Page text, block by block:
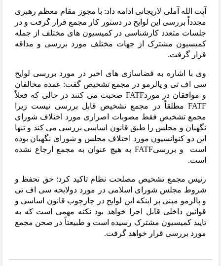
آیت الله آملی لاریجانی ادامه داد: با مجوز مقام معظم رهبری
مجدداً بررسی این لوایح در دستور کار مجمع قرار گرفت و در
جلسات متعدد کارشناسی در کمیسیون های مختلف از جمله
کمیسیون مشترک از جهات مختلف مورد بررسی و مداقه
قرار گرفت.
وی با اشاره به فضاسازی های اخیر در مورد بررسی لوایح
سی اف تی و پالرمو در مجمع تشخیص گفت: عمده مخالفان
و موافقان در موردFATF صحبت می کنند در حالی که فعلاً
FATF مطلقاً در مجمع تشخیص قابل بررسی نیست زیرا
مجمع تشخیص فقط مصوبات اصراری مورد اختلاف شورای
نگهبان و مجلس را طبق قانون اساسی بررسی می کند و تنها
این دو کنوانسیون مورد اختلاف مجلس و شورای نگهبان بوده
است و بررسیFATF به هیچ عنوان به مجمع ارجاع نشده
است.
رئیس مجمع تشخیص مصلحت نظام تاکید کرد: حق تحفظ و
شروط مجلس شورای اسلامی در مورد دولایحه سی اف تی
و پالرمو مبنی بر اینکه این لوایح در چارچوب قانون اساسی و
قوانین داخلی قابل اجرا خواهد بود نکته مهمی است که به
تایید کمیسیون مشترک رسیده است و طبیعتاً در صحن مجمع
مورد بررسی قرار خواهد گرفت.